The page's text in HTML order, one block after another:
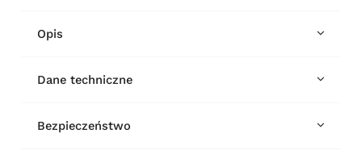
Opis
Dane techniczne
Bezpieczeństwo